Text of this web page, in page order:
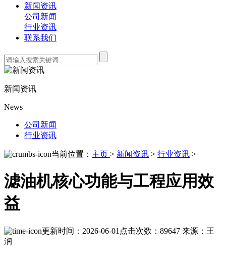
新闻资讯
公司新闻
行业资讯
联系我们
新闻资讯
News
公司新闻
行业资讯
当前位置： 主页 > 新闻资讯 > 行业资讯 >
滤油机核心功能与工程应用效
益
更新时间：2026-06-01 点击次数：89647 来源：王
润